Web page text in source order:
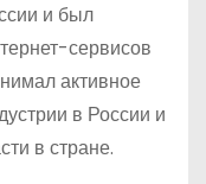
и был
сервисов
активное
в России и
в стране.